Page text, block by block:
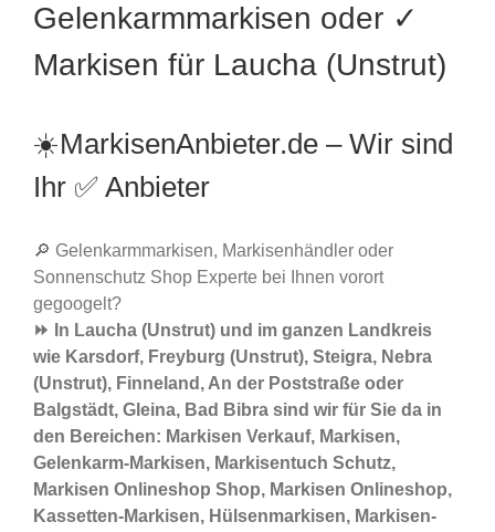
Gelenkarmmarkisen oder ✓
Markisen für Laucha (Unstrut)
☀️MarkisenAnbieter.de – Wir sind
Ihr ✅ Anbieter
🔎 Gelenkarmmarkisen, Markisenhändler oder
Sonnenschutz Shop Experte bei Ihnen vorort
gegoogelt?
⏩ In Laucha (Unstrut) und im ganzen Landkreis
wie Karsdorf, Freyburg (Unstrut), Steigra, Nebra
(Unstrut), Finneland, An der Poststraße oder
Balgstädt, Gleina, Bad Bibra sind wir für Sie da in
den Bereichen: Markisen Verkauf, Markisen,
Gelenkarm-Markisen, Markisentuch Schutz,
Markisen Onlineshop Shop, Markisen Onlineshop,
Kassetten-Markisen, Hülsenmarkisen, Markisen-